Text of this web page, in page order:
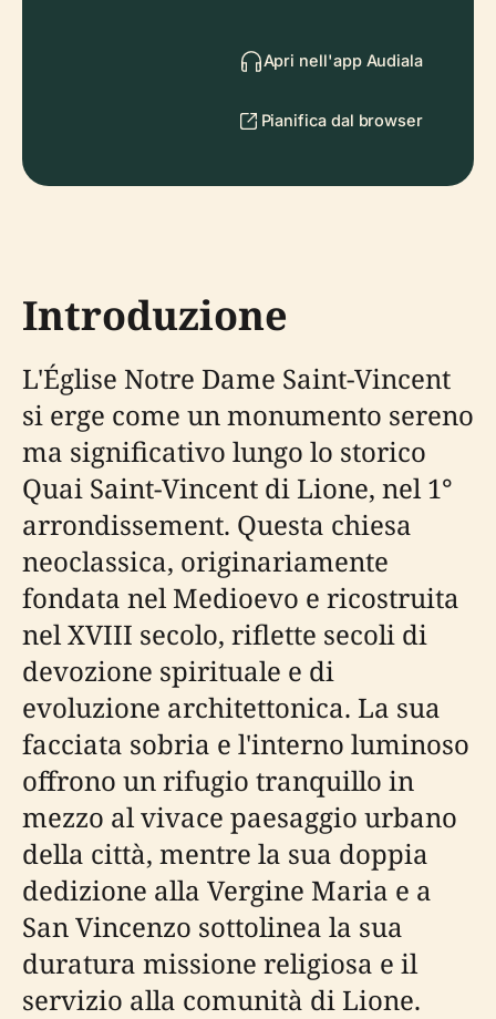
Apri nell'app Audiala
Pianifica dal browser
Introduzione
L'Église Notre Dame Saint-Vincent
si erge come un monumento sereno
ma significativo lungo lo storico
Quai Saint-Vincent di Lione, nel 1°
arrondissement. Questa chiesa
neoclassica, originariamente
fondata nel Medioevo e ricostruita
nel XVIII secolo, riflette secoli di
devozione spirituale e di
evoluzione architettonica. La sua
facciata sobria e l'interno luminoso
offrono un rifugio tranquillo in
mezzo al vivace paesaggio urbano
della città, mentre la sua doppia
dedizione alla Vergine Maria e a
San Vincenzo sottolinea la sua
duratura missione religiosa e il
servizio alla comunità di Lione.